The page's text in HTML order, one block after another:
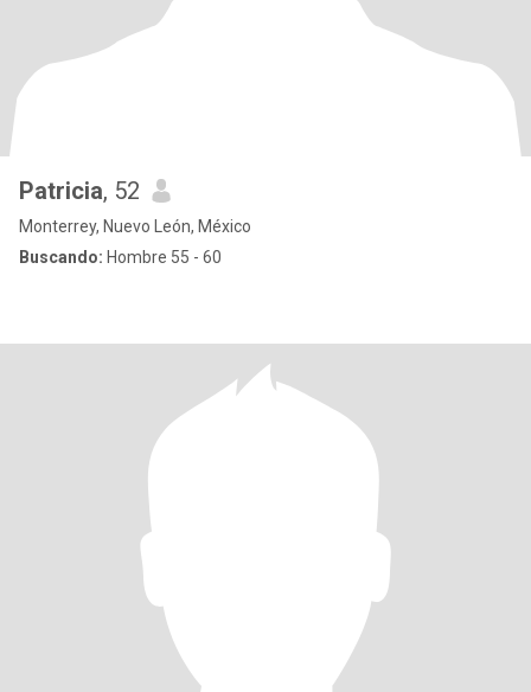
Patricia, 52
Monterrey, Nuevo León, México
Buscando: Hombre 55 - 60